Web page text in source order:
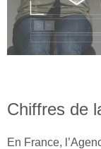
Chiffres de
En France,